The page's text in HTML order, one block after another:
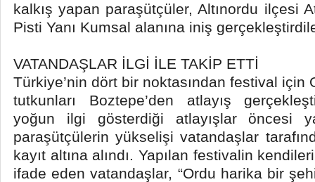
kalkış yapan paraşütçüler, Altınordu ilçesi
Pisti Yanı Kumsal alanına iniş
VATANDAŞLAR İLGİ İLE TAKİP ETTİ
Türkiye’nin dört bir noktasından festival için
tutkunları Boztepe’den atlayış
yoğun ilgi gösterdiği atlayışlar öncesi
paraşütçülerin yükselişi vatandaşlar
kayıt altına alındı. Yapılan festivalin
ifade eden vatandaşlar, “Ordu harika bir